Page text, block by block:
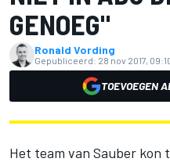
GENOEG"
Ronald Vording
Gepubliceerd: 28 nov 2017,
TOEVOEGEN
Het team van Sauber kon